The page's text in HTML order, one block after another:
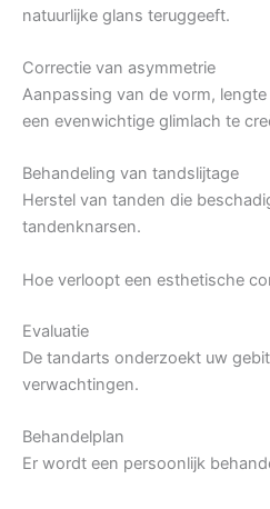
natuurlijke glans teruggeeft.
Correctie van asymmetrie
Aanpassing van de vorm,
een evenwichtige glimlach te
Behandeling van tandslijtage
Herstel van tanden die
tandenknarsen.
Hoe verloopt een esthetische
Evaluatie
De tandarts onderzoekt uw
verwachtingen.
Behandelplan
Er wordt een persoonlijk